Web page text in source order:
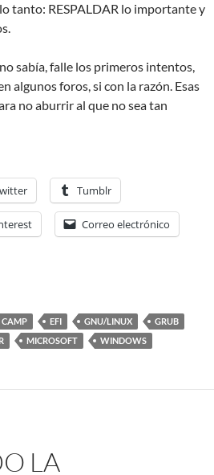
tanto: RESPALDAR lo importante y
sabía, falle los primeros intentos,
algunos foros, si con la razón. Esas
no aburrir al que no sea tan
en un equipo Macbook
Tumblr
Correo electrónico
EFI GNU/LINUX
GRUB
MICROSOFT WINDOWS
LA